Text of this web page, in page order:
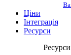
Ціни
Інтеграція
Ресурси
Ресурси